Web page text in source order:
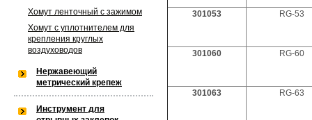
301053 RG-53
301060 RG-60
301063 RG-63
Хомут ленточный с зажимом
Хомут с уплотнителем для
крепления круглых
воздуховодов
Нержавеющий
метрический крепеж
Инструмент для
/var/www/privarka-k97/data/
k97.ru/bitrix/modules/main/lib/
Warning: is_dir(): open_basedir